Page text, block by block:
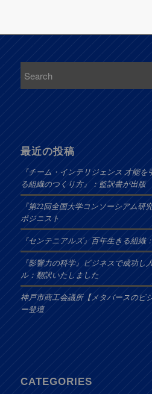
最近の投稿
『チーム・インテリジェンス 才能
る組織のつくり方』：監訳書が出版
『第22回全国大学コンソーシアム研
ポジニスト
『センテニアルズ』百年生きる組織
『影響力の科学』ビジネスで成功し
ル：翻訳いたしました
神戸市商工会議所【メタバースのビ
ー登壇
CATEGORIES